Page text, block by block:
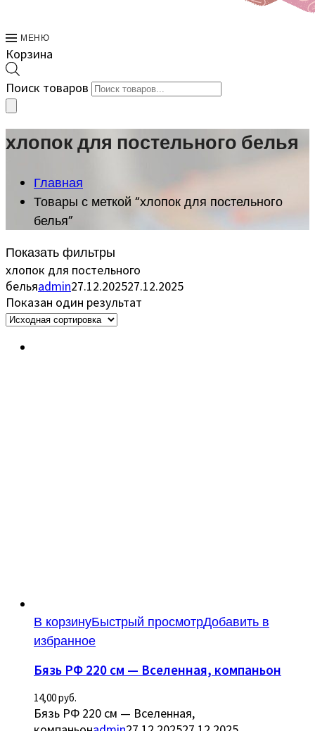
МЕНЮ
Корзина
Поиск товаров
хлопок для постельного белья
Главная
Товары с меткой “хлопок для постельного
белья”
Показать фильтры
хлопок для постельного
бельяadmin27.12.202527.12.2025
Показан один результат
В корзинуБыстрый просмотрДобавить в
избранное
Бязь РФ 220 см — Вселенная, компаньон
14,00руб.
Бязь РФ 220 см — Вселенная,